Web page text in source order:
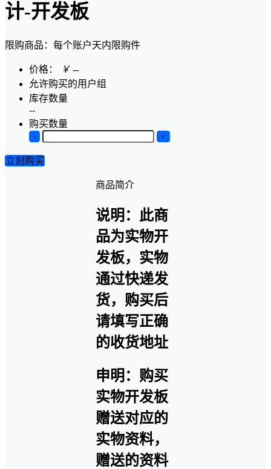
计-开发板
限购商品：每个账户天内 限购件
价格： ￥ --
允许购买的用户组
库存数量
--
购买数量
- +
立刻购买
商品简介
说明：此商
品为实物开
发板，实物
通过快递发
货，购买后
请填写正确
的收货地址
申明：购买
实物开发板
赠送对应的
实物资料，
赠送的资料